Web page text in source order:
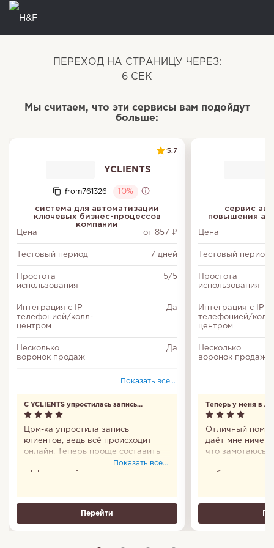
ПЕРЕХОД НА СТРАНИЦУ ЧЕРЕЗ:
6 СЕК
Мы считаем, что эти сервисы вам подойдут
больше:
5.7
YCLIENTS
from761326 10%
система для автоматизации
ключевых бизнес-процессов
компании
Цена
от 857 ₽
Тестовый период 7 дней
Простота
использования
5/5
Интеграция с IP
телефонией/колл-
центром
Да
Несколько
воронок продаж
Да
Да
Входит в Единый
реестр
российских
программ
задач
закону № 152-ФЗ
Показать все...
С YCLIENTS упростилась запись
клиентов
Црм-ка упростила запись
клиентов, ведь всё происходит
онлайн. Теперь проще составить
график и сделать работу
эффективней.
Показать все...
Перейти
сервис
повышения
Цена
Тестовый период
Простота
использования
Интеграция с IP
телефонией/колл-
центром
Несколько
воронок продаж
Теперь у меня в
Отличный
даёт мне
что замотаюсь
мобильное